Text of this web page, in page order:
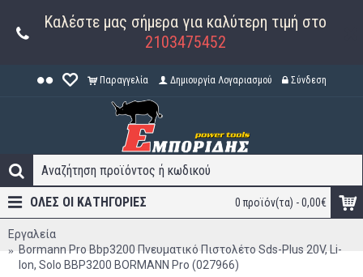
Καλέστε μας σήμερα για καλύτερη τιμή στο
2103475452
Παραγγελία Δημιουργία Λογαριασμού Σύνδεση
0 προϊόν(τα) - 0,00€
ΟΛΕΣ ΟΙ ΚΑΤΗΓΟΡΊΕΣ
Εργαλεία
Bormann Pro Bbp3200 Πνευματικό Πιστολέτο Sds-Plus 20V, Li-
Ion, Solo BBP3200 BORMANN Pro (027966)